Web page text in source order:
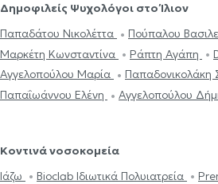
Δημοφιλείς Ψυχολόγοι στο Ίλιον
Παπαδάτου Νικολέττα
Πούπαλου
Μαρκέτη Κωνσταντίνα
Ράπτη Αγάπη
Αγγελοπούλου Μαρία
Παπαδονικολάκη
Παπαΐωάννου Ελένη
Αγγελοπούλου
Κοντινά νοσοκομεία
Ιάζω
Bioclab Ιδιωτικά Πολυιατρεία